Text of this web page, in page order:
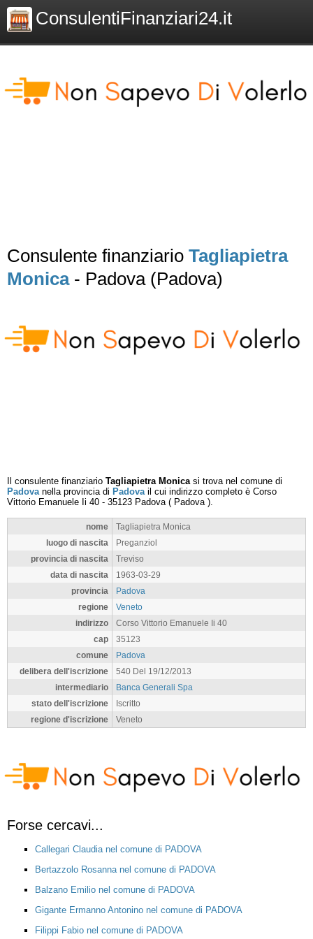
ConsulentiFinanziari24.it
Consulente finanziario Tagliapietra
Monica- Padova (Padova)
Il consulente finanziario Tagliapietra Monicasi trova nel comune di
Padovanella provincia di Padovail cui indirizzo completo è Corso
Vittorio Emanuele Ii 40 - 35123 Padova( Padova).
nome
Tagliapietra Monica
luogo di nascita
Preganziol
provincia di nascita
Treviso
data di nascita
1963-03-29
provincia
Padova
regione
Veneto
indirizzo
Corso Vittorio Emanuele Ii 40
cap
35123
comune
Padova
delibera dell'iscrizione
540 Del 19/12/2013
intermediario
Banca Generali Spa
stato dell'iscrizione
Iscritto
regione d'iscrizione
Veneto
Forse cercavi...
Callegari Claudia nel comune di PADOVA
Bertazzolo Rosanna nel comune di PADOVA
Balzano Emilio nel comune di PADOVA
Gigante Ermanno Antonino nel comune di PADOVA
Filippi Fabio nel comune di PADOVA